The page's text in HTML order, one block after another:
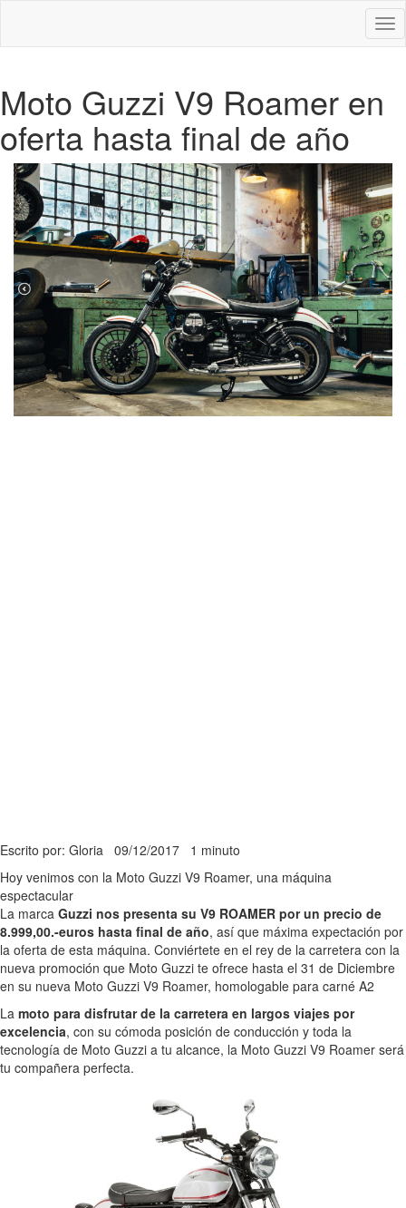
Moto Guzzi V9 Roamer en
oferta hasta final de año
Escrito por: Gloria 09/12/2017 1 minuto
Hoy venimos con la Moto Guzzi V9 Roamer, una máquina
espectacular
La marca Guzzi nos presenta su V9 ROAMER por un precio de
8.999,00.-euros hasta final de año, así que máxima expectación por
la oferta de esta máquina. Conviértete en el rey de la carretera con la
nueva promoción que Moto Guzzi te ofrece hasta el 31 de Diciembre
en su nueva Moto Guzzi V9 Roamer, homologable para carné A2
La moto para disfrutar de la carretera en largos viajes por
excelencia, con su cómoda posición de conducción y toda la
tecnología de Moto Guzzi a tu alcance, la Moto Guzzi V9 Roamer será
tu compañera perfecta.